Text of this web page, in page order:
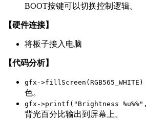
BOOT按键可以切换控制逻辑。
【硬件连接】
将板子接入电脑
【代码分析】
gfx->fillScreen(RGB565_WHITE)
色。
gfx->printf("Brightness
背光百分比输出到屏幕上。